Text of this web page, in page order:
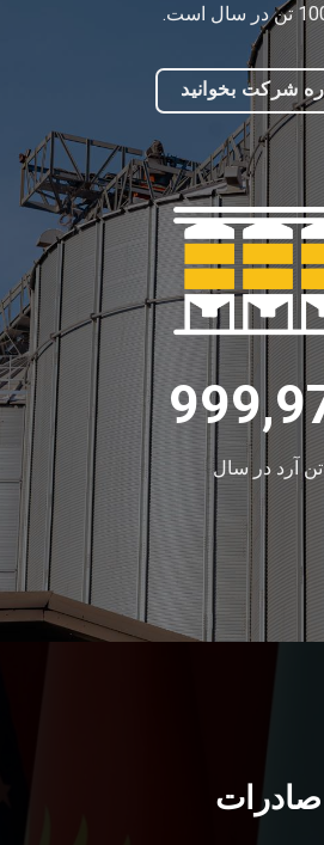
است.
شرکت بخوانید
تن آرد در سال
صادرات